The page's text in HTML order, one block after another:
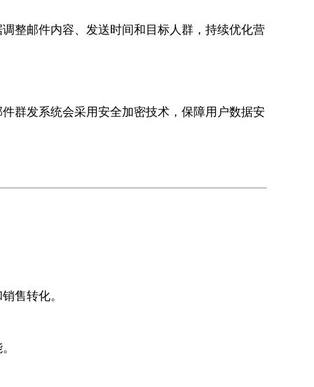
整邮件内容、发送时间和目标人群，持续优化营
群发系统会采用安全加密技术，保障用户数据安
售转化。